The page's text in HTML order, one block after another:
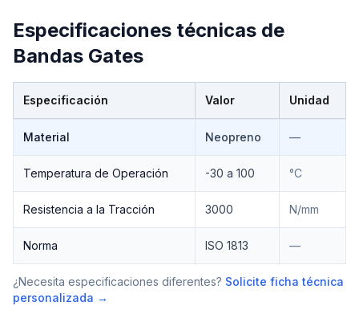
Especificaciones técnicas de
Bandas Gates
Especificación Valor Unidad
Material Neopreno —
Temperatura de Operación -30 a 100 °C
Resistencia a la Tracción 3000 N/mm
Norma ISO 1813 —
¿Necesita especificaciones diferentes? Solicite ficha técnica
personalizada →